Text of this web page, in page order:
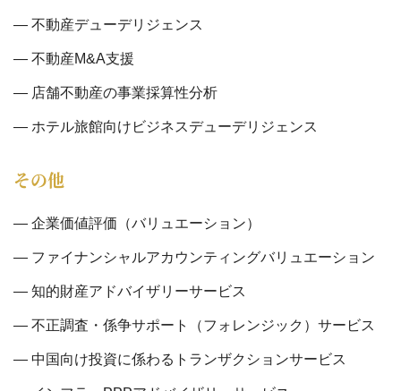
不動産デューデリジェンス
不動産M&A支援
店舗不動産の事業採算性分析
ホテル旅館向けビジネスデューデリジェンス
その他
企業価値評価（バリュエーション）
ファイナンシャルアカウンティングバリュエーション
知的財産アドバイザリーサービス
不正調査・係争サポート（フォレンジック）サービス
中国向け投資に係わるトランザクションサービス